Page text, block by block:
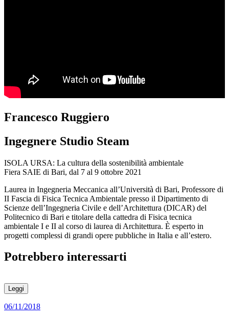
Francesco Ruggiero
Ingegnere Studio Steam
ISOLA URSA: La cultura della sostenibilità ambientale
Fiera SAIE di Bari, dal 7 al 9 ottobre 2021
Laurea in Ingegneria Meccanica all’Università di Bari, Professore di
II Fascia di Fisica Tecnica Ambientale presso il Dipartimento di
Scienze dell’Ingegneria Civile e dell’Architettura (DICAR) del
Politecnico di Bari e titolare della cattedra di Fisica tecnica
ambientale I e II al corso di laurea di Architettura. È esperto in
progetti complessi di grandi opere pubbliche in Italia e all’estero.
Potrebbero interessarti
Leggi
06/11/2018